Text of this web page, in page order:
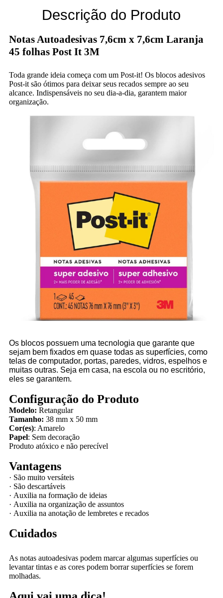
Descrição do Produto
Notas Autoadesivas 7,6cm x 7,6cm Laranja
45 folhas Post It 3M
Toda grande ideia começa com um Post-it! Os blocos adesivos
Post-it são ótimos para deixar seus recados sempre ao seu
alcance. Indispensáveis no seu dia-a-dia, garantem maior
organização.
Os blocos possuem uma tecnologia que garante que
sejam bem fixados em quase todas as superfícies, como
telas de computador, portas, paredes, vidros, espelhos e
muitas outras. Seja em casa, na escola ou no escritório,
eles se garantem.
Configuração do Produto
Modelo: Retangular
Tamanho: 38 mm x 50 mm
Cor(es): Amarelo
Papel: Sem decoração
Produto atóxico e não perecível
Vantagens
· São muito versáteis
· São descartáveis
· Auxilia na formação de ideias
· Auxilia na organização de assuntos
· Auxilia na anotação de lembretes e recados
Cuidados
As notas autoadesivas podem marcar algumas superfícies ou
levantar tintas e as cores podem borrar superfícies se forem
molhadas.